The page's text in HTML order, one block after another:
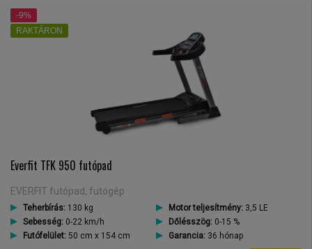
Everfit TFK 950 futópad
EVERFIT futópad, futógép
Teherbírás: 130 kg Motor teljesítmény:3,5 LE
Sebesség: 0-22 km/h Dőlésszög:0-15 %
Futófelület: 50 cm x 154 cm Garancia:36 hónap
-9%
RAKTÁRON